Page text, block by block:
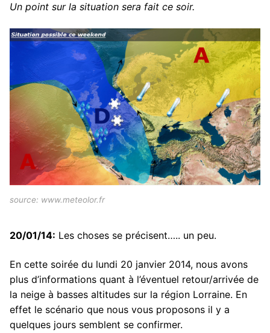
Un point sur la situation sera fait ce soir.
source: www.meteolor.fr
20/01/14: Les choses se précisent….. un peu.
En cette soirée du lundi 20 janvier 2014, nous avons
plus d’informations quant à l’éventuel retour/arrivée de
la neige à basses altitudes sur la région Lorraine. En
effet le scénario que nous vous proposons il y a
quelques jours semblent se confirmer.